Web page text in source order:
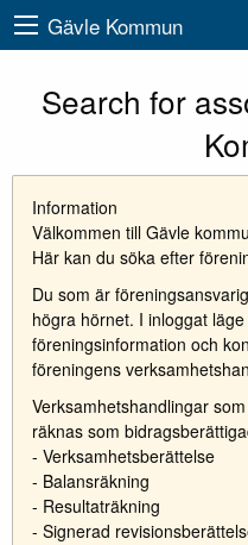
Gävle Kommun
Search for
Information
Välkommen till Gävle
Här kan du söka efter
Du som är
högra hörnet. I inloggat
föreningsinformation och
föreningens
Verksamhetshandlingar
räknas som
- Verksamhetsberättelse
- Balansräkning
- Resultaträkning
- Signerad